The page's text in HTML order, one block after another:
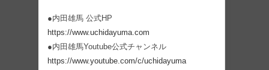
●内田雄馬 公式HP
https://www.uchidayuma.com
●内田雄馬Youtube公式チャンネル
https://www.youtube.com/c/uchidayuma